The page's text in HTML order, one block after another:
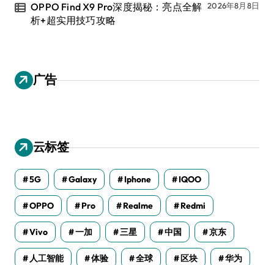
OPPO Find X9 Pro深度揭秘：亮点全解
析+超实用技巧攻略
2026年8月8日
广告
云标签
5G Galaxy Iphone IQOO
OPPO Pro Realme Redmi
Vivo 一加 三星 中国 京东
人工智能 体验 全球 区块 华为